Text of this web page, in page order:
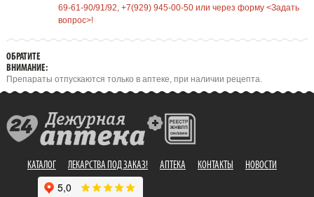
69-61-90/91/92, +7(929) 945-00-50 или через форму <Задать
вопрос>!
ОБРАТИТЕ
ВНИМАНИЕ:
Препараты отпускаются только в аптеке, при наличии рецепта.
КАТАЛОГ ЛЕКАРСТВА ПОД ЗАКАЗ! АПТЕКА КОНТАКТЫ НОВОСТИ